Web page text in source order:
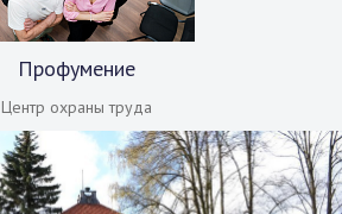
Профумение
Центр охраны труда